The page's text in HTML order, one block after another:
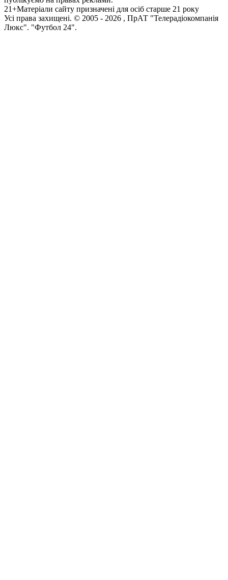
21+Матеріали сайту призначені для осіб старше 21 року
Усi права захищенi. © 2005 - 2026 , ПрАТ "Телерадіокомпанія
Люкс". "Футбол 24".